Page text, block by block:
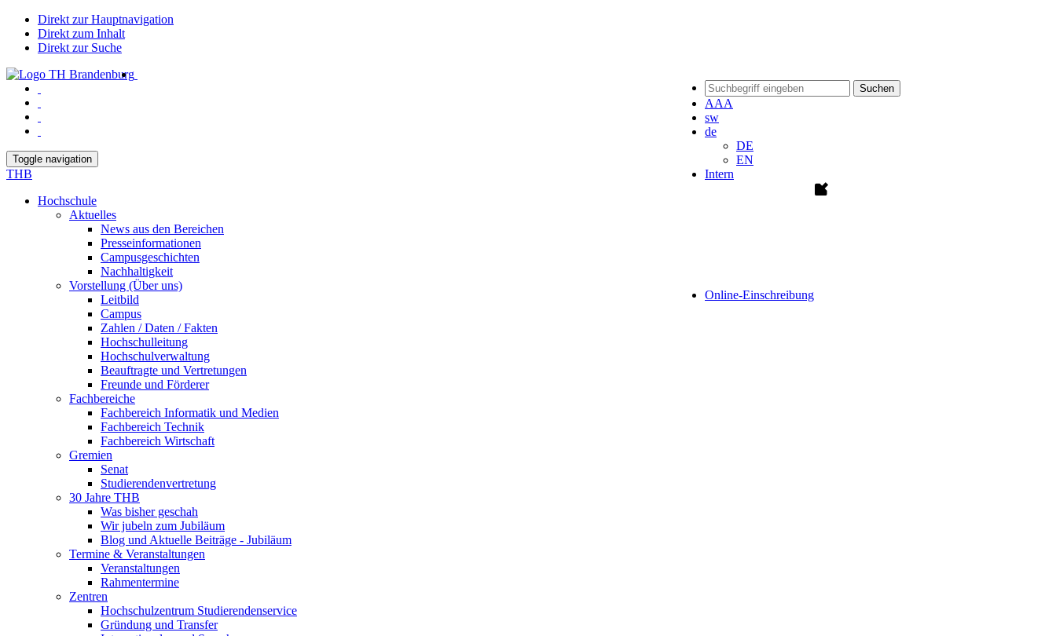
Direkt zur Hauptnavigation
Direkt zum Inhalt
Direkt zur Suche
Suchen
AAA
sw
de
DE
EN
Intern
Online-Einschreibung
Toggle navigation
THB
Hochschule
Aktuelles
News aus den Bereichen
Presseinformationen
Campusgeschichten
Nachhaltigkeit
Vorstellung (Über uns)
Leitbild
Campus
Zahlen / Daten / Fakten
Hochschulleitung
Hochschulverwaltung
Beauftragte und Vertretungen
Freunde und Förderer
Fachbereiche
Fachbereich Informatik und Medien
Fachbereich Technik
Fachbereich Wirtschaft
Gremien
Senat
Studierendenvertretung
30 Jahre THB
Was bisher geschah
Wir jubeln zum Jubiläum
Blog und Aktuelle Beiträge - Jubiläum
Termine & Veranstaltungen
Veranstaltungen
Rahmentermine
Zentren
Hochschulzentrum Studierendenservice
Gründung und Transfer